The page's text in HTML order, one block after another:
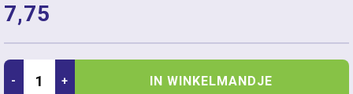
7,75
- + IN WINKELMANDJE